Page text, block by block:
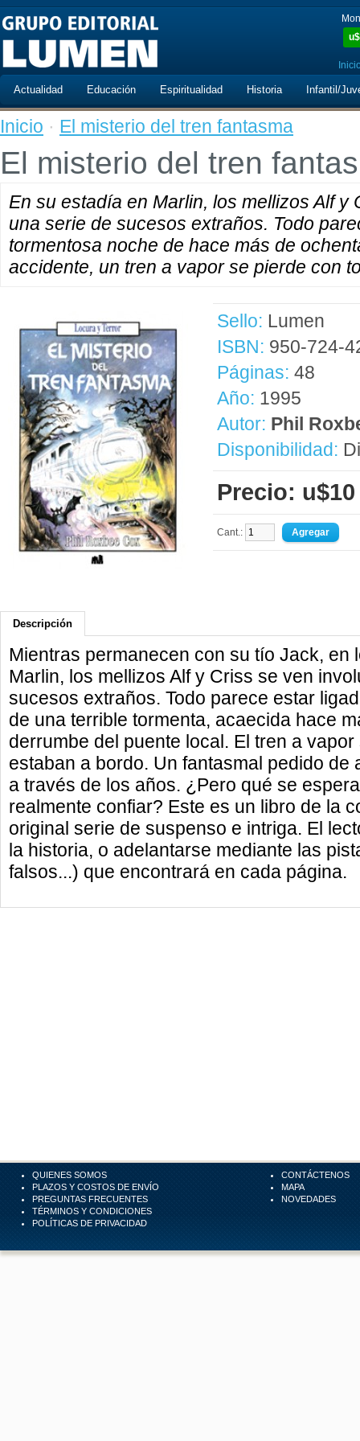
u$
Actualidad Educación Espiritualidad Historia Infantil/
Inicio · El misterio del tren fantasma
El misterio del tren
En su estadía en Marlin, los mellizos Alf
una serie de sucesos extraños. Todo
tormentosa noche de hace más de
accidente, un tren a vapor se pierde con
Sello: Lumen
ISBN: 950-724-
Páginas: 48
Año: 1995
Autor: Phil
Disponibilidad:
Precio: u$10
Cant.:
Descripción
Mientras permanecen con su tío Jack, en
Marlin, los mellizos Alf y Criss se ven
sucesos extraños. Todo parece estar
de una terrible tormenta, acaecida hace
derrumbe del puente local. El tren a
estaban a bordo. Un fantasmal pedido de
a través de los años. ¿Pero qué se
realmente confiar? Este es un libro de la
original serie de suspenso e intriga. El
la historia, o adelantarse mediante las
falsos...) que encontrará en cada página.
QUIENES SOMOS
PLAZOS Y COSTOS DE ENVÍO
PREGUNTAS FRECUENTES
TÉRMINOS Y CONDICIONES
POLÍTICAS DE PRIVACIDAD
CONTÁCTENOS
MAPA
NOVEDADES